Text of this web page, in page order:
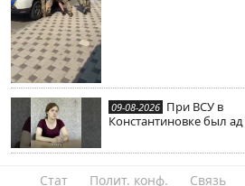
09-08-2026 При ВСУ в
Константиновке был ад
Стат Полит. конф. Связь